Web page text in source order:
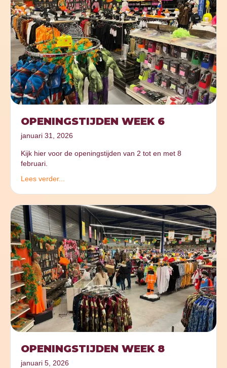
OPENINGSTIJDEN WEEK 6
januari 31, 2026
Kijk hier voor de openingstijden van 2 tot en met 8
februari.
Lees verder...
OPENINGSTIJDEN WEEK 8
januari 5, 2026